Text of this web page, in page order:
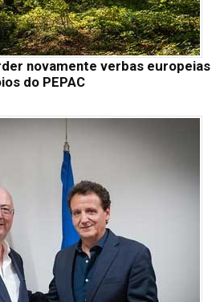
novamente verbas europeias
do PEPAC